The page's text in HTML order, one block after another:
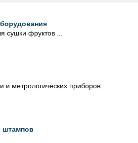
сушки фруктов ...
и метрологических приборов ...